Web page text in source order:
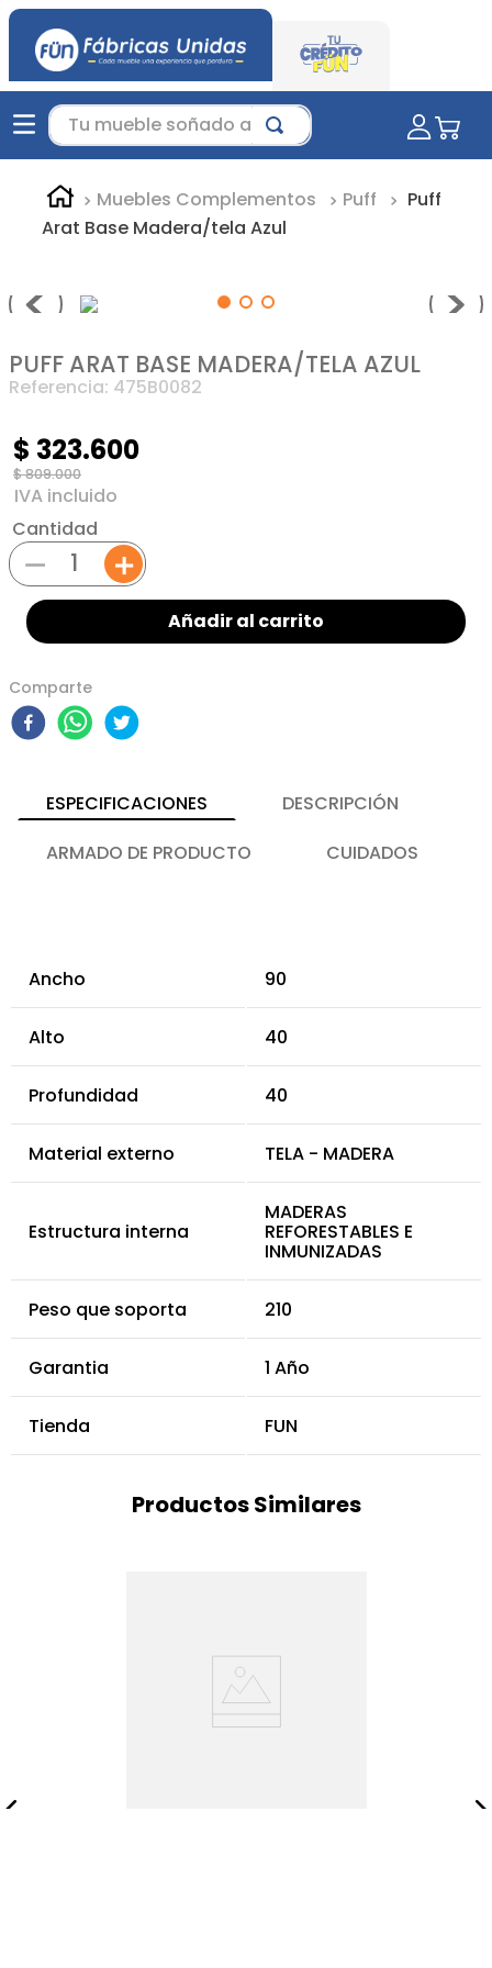
Tu mueble soñado aquí...
Muebles Complementos Puff
Puff
Arat Base Madera/tela Azul
PUFF ARAT BASE MADERA/TELA AZUL
Referencia: 475B0082
$809.000
$ 323.600
Cantidad
＋
－
Añadir al carrito
Comparte
ESPECIFICACIONES
DESCRIPCIÓN
ARMADO DE PRODUCTO
CUIDADOS
Ancho 90
Alto 40
Profundidad 40
Material externo TELA - MADERA
Estructura interna
MADERAS
REFORESTABLES E
INMUNIZADAS
Peso que soporta 210
Garantia 1 Año
Tienda FUN
Productos Similares